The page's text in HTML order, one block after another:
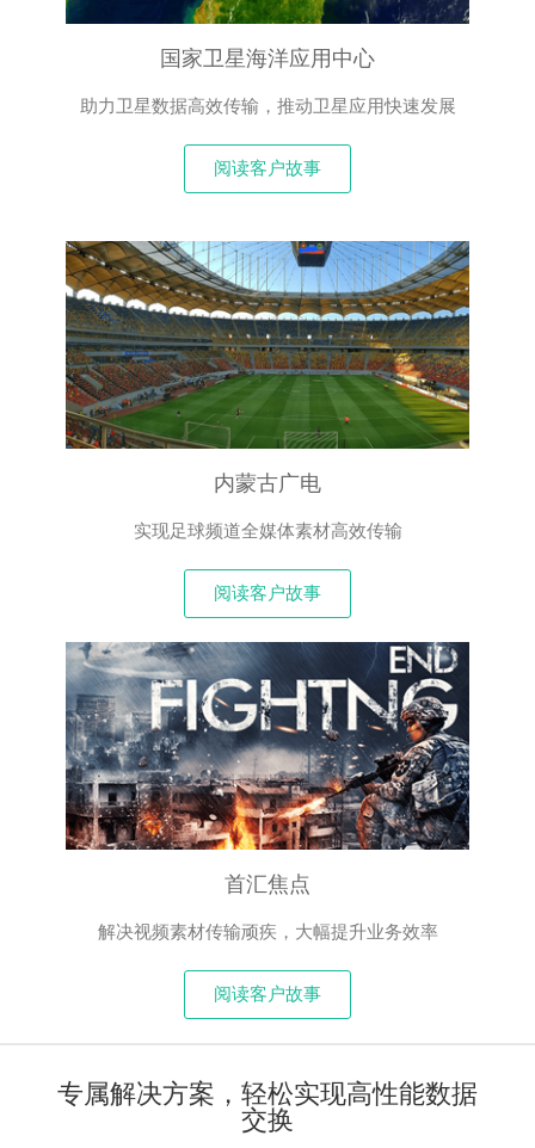
国家卫星海洋应用中心
助力卫星数据高效传输，推动卫星应用快速发展
阅读客户故事
内蒙古广电
实现足球频道全媒体素材高效传输
阅读客户故事
首汇焦点
解决视频素材传输顽疾，大幅提升业务效率
阅读客户故事
专属解决方案，轻松实现高性能数据
交换